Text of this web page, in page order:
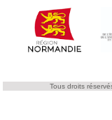
Tous droits